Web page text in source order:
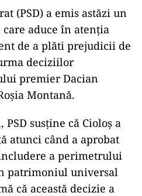
(PSD) a emis astăzi un
aduce în atenția
de a plăti prejudicii de
deciziilor
premier Dacian
Montană.
susține că Cioloș a
atunci când a aprobat
a perimetrului
patrimoniul universal
că această decizie a